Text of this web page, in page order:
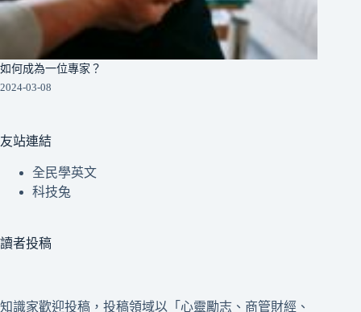
如何成為一位專家？
2024-03-08
友站連結
全民學英文
科技兔
讀者投稿
知識家歡迎投稿，投稿領域以「心靈勵志、商管財經、